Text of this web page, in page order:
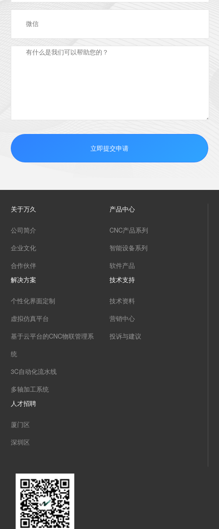
关于万久
公司简介
企业文化
合作伙伴
产品中心
CNC产品系列
智能设备系列
软件产品
解决方案
个性化界面定制
虚拟仿真平台
基于云平台的CNC物联管理系
统
3C自动化流水线
多轴加工系统
技术支持
技术资料
营销中心
投诉与建议
人才招聘
厦门区
深圳区